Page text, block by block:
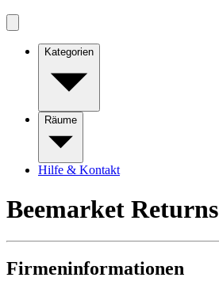
Kategorien
Räume
Hilfe & Kontakt
Beemarket Returns
Firmeninformationen